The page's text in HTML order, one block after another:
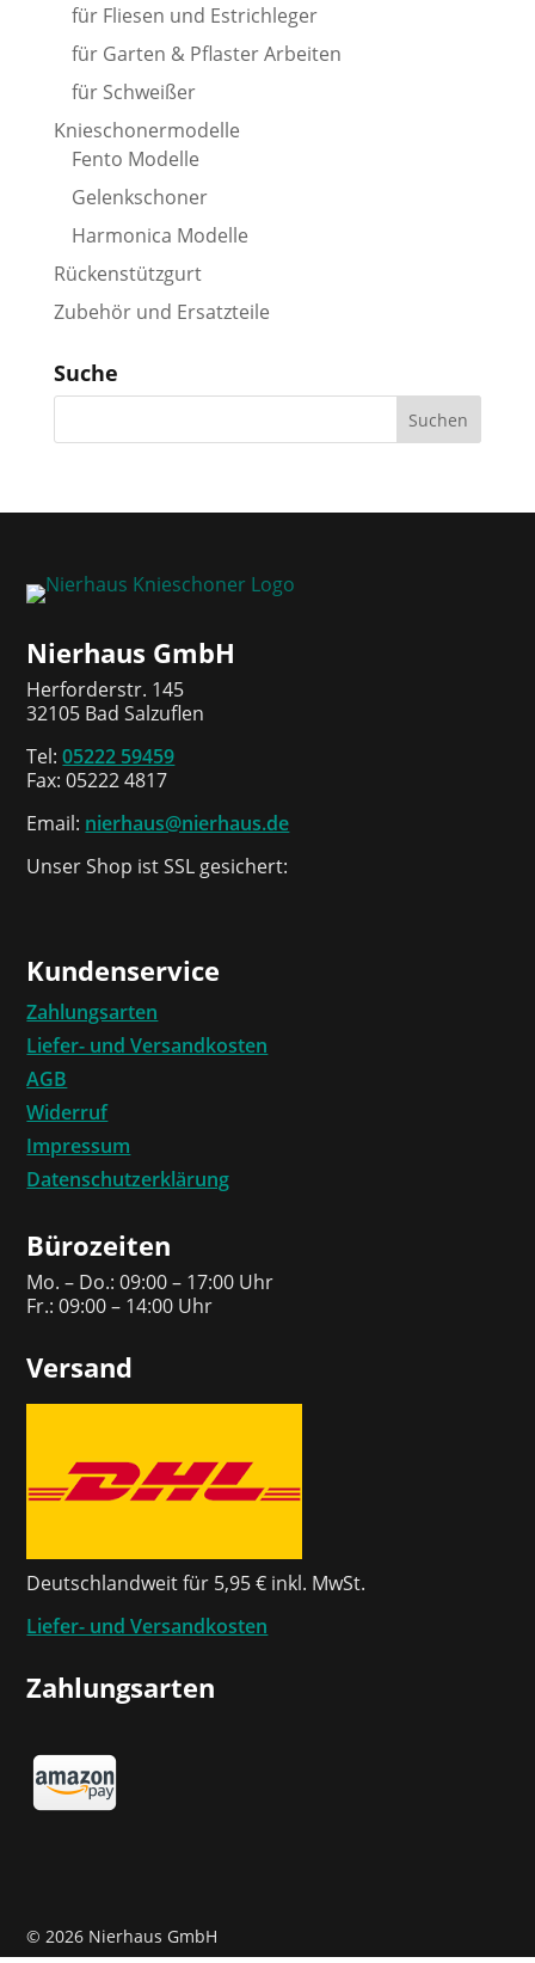
für Fliesen und Estrichleger
für Garten & Pflaster Arbeiten
für Schweißer
Knieschonermodelle
Fento Modelle
Gelenkschoner
Harmonica Modelle
Rückenstützgurt
Zubehör und Ersatzteile
Suche
Nierhaus GmbH
Herforderstr. 145
32105 Bad Salzuflen
Tel:05222 59459
Fax: 05222 4817
Email: nierhaus@nierhaus.de
Unser Shop ist SSL gesichert:
Kundenservice
Zahlungsarten
Liefer- und Versandkosten
AGB
Widerruf
Impressum
Datenschutzerklärung
Bürozeiten
Mo. – Do.: 09:00 – 17:00 Uhr
Fr.: 09:00 – 14:00 Uhr
Versand
Deutschlandweit für 5,95 € inkl. MwSt.
Liefer- und Versandkosten
Zahlungsarten
© 2026 Nierhaus GmbH